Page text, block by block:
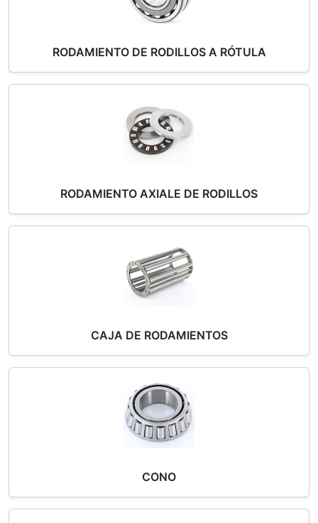
RODAMIENTO DE RODILLOS A RÓTULA
RODAMIENTO AXIALE DE RODILLOS
CAJA DE RODAMIENTOS
CONO